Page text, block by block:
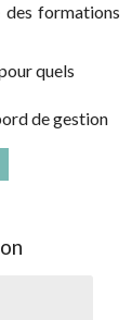
des formations
quels
de gestion